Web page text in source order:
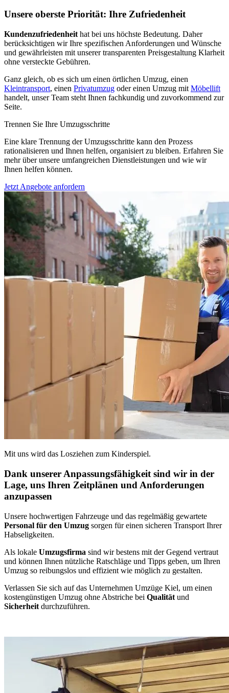
Unsere oberste Priorität: Ihre Zufriedenheit
Kundenzufriedenheit hat bei uns höchste Bedeutung. Daher
berücksichtigen wir Ihre spezifischen Anforderungen und Wünsche
und gewährleisten mit unserer transparenten Preisgestaltung Klarheit
ohne versteckte Gebühren.
Ganz gleich, ob es sich um einen örtlichen Umzug, einen
Kleintransport, einen Privatumzug oder einen Umzug mit Möbellift
handelt, unser Team steht Ihnen fachkundig und zuvorkommend zur
Seite.
Trennen Sie Ihre Umzugsschritte
Eine klare Trennung der Umzugsschritte kann den Prozess
rationalisieren und Ihnen helfen, organisiert zu bleiben. Erfahren Sie
mehr über unsere umfangreichen Dienstleistungen und wie wir
Ihnen helfen können.
Jetzt Angebote anfordern
Mit uns wird das Losziehen zum Kinderspiel.
Dank unserer Anpassungsfähigkeit sind wir in der
Lage, uns Ihren Zeitplänen und Anforderungen
anzupassen
Unsere hochwertigen Fahrzeuge und das regelmäßig gewartete
Personal für den Umzug sorgen für einen sicheren Transport Ihrer
Habseligkeiten.
Als lokale Umzugsfirma sind wir bestens mit der Gegend vertraut
und können Ihnen nützliche Ratschläge und Tipps geben, um Ihren
Umzug so reibungslos und effizient wie möglich zu gestalten.
Verlassen Sie sich auf das Unternehmen Umzüge Kiel, um einen
kostengünstigen Umzug ohne Abstriche bei Qualität und
Sicherheit durchzuführen.